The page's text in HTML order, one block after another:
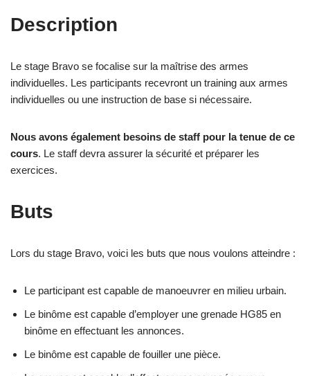
Description
Le stage Bravo se focalise sur la maîtrise des armes
individuelles. Les participants recevront un training aux armes
individuelles ou une instruction de base si nécessaire.
Nous avons également besoins de staff pour la tenue de ce
cours. Le staff devra assurer la sécurité et préparer les
exercices.
Buts
Lors du stage Bravo, voici les buts que nous voulons atteindre :
Le participant est capable de manoeuvrer en milieu urbain.
Le binôme est capable d’employer une grenade HG85 en
binôme en effectuant les annonces.
Le binôme est capable de fouiller une pièce.